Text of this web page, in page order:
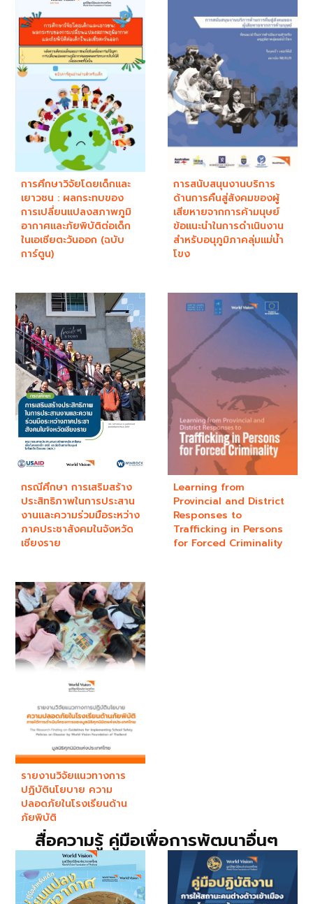
การศึกษาวิจัยโดยเด็กและ
เยาวชน : ผลกระทบของ
การเปลี่ยนแปลงสภาพภูมิ
อากาศและภัยพิบัติต่อเด็ก
ในเอเชียตะวันออก (ฉบับ
การ์ตูน)
การสนับสนุนงานบริการ
ด้านการคืนสู่สังคมของผู้
เสียหายจากการค้ามนุษย์
ข้อแนะนำในการดำเนินงาน
สำหรับอนุภูมิภาคลุ่มแม่น้ำ
โขง ​
กรณีศึกษา การเสริมสร้าง
ประสิทธิภาพในการประสาน
งานและความร่วมมือระหว่าง
ภาคประชาสังคมในจังหวัด
เชียงราย
Learning from
Provincial and District
Responses to
Trafficking in Persons
for Forced Criminality
รายงานวิจัยแนวทางการ
ปฏิบัตินโยบาย ความ
ปลอดภัยในโรงเรียนด้าน
ภัยพิบัติ
สื่อความรู้ คู่มือเพื่อการพัฒนาอื่นๆ